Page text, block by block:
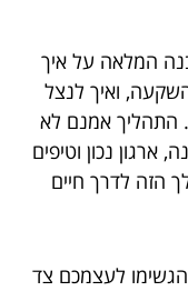
המלאה על איך
ואיך לנצל
התהליך אמנם לא
נכון וטיפים
הזה לדרך חיים
לעצמכם צד